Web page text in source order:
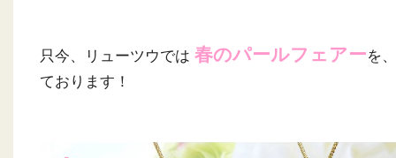
只今、リューツウでは 春のパールフェアーを
ております！